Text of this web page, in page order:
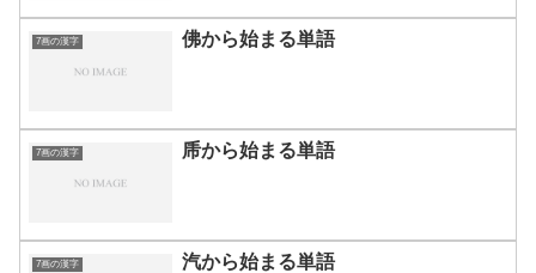
7画の漢字 佛から始まる単語
7画の漢字 乕から始まる単語
7画の漢字 汽から始まる単語